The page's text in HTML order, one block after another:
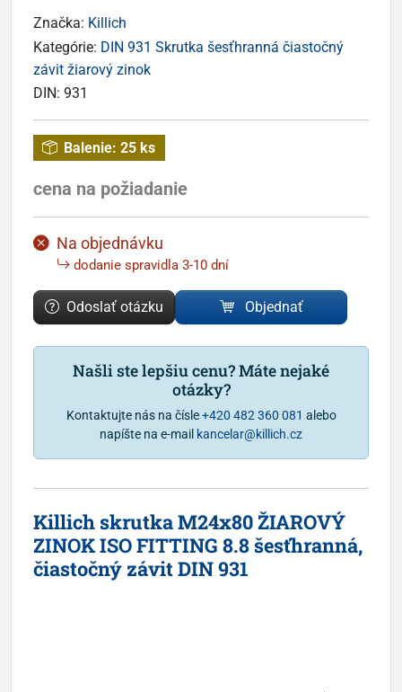
Značka: Killich
Kategórie: DIN 931 Skrutka šesťhranná čiastočný
závit žiarový zinok
DIN: 931
Balenie: 25 ks
cena na požiadanie
Na objednávku
dodanie spravidla 3-10 dní
Odoslať otázku Objednať
Našli ste lepšiu cenu? Máte nejaké
otázky?
Kontaktujte nás na čísle+420 482 360 081 alebo
napíšte na e-mail kancelar@killich.cz
Killich skrutka M24x80 ŽIAROVÝ
ZINOK ISO FITTING 8.8 šesťhranná,
čiastočný závit DIN 931